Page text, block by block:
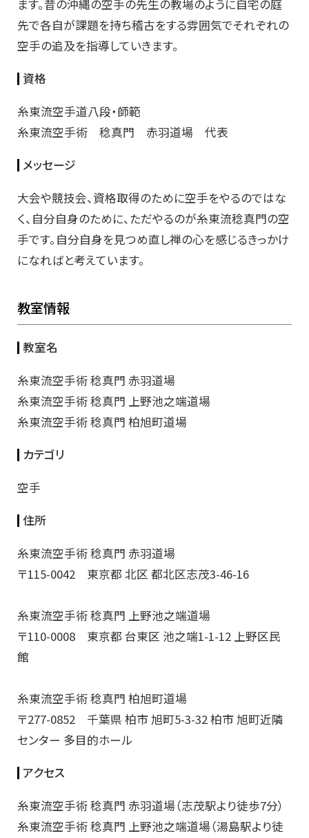
ます。昔の沖縄の空手の先生の教場のように自宅の庭
先で各自が課題を持ち稽古をする雰囲気でそれぞれの
空手の追及を指導していきます。
資格
糸東流空手道八段・師範
糸東流空手術 稔真門 赤羽道場 代表
メッセージ
大会や競技会、資格取得のために空手をやるのではな
く、自分自身のために、ただやるのが糸東流稔真門の空
手です。自分自身を見つめ直し禅の心を感じるきっかけ
になればと考えています。
教室情報
教室名
糸東流空手術 稔真門 赤羽道場
糸東流空手術 稔真門 上野池之端道場
糸東流空手術 稔真門 柏旭町道場
カテゴリ
空手
住所
糸東流空手術 稔真門 赤羽道場
〒115-0042 東京都 北区 都北区志茂3-46-16
糸東流空手術 稔真門 上野池之端道場
〒110-0008 東京都 台東区 池之端1-1-12 上野区民
館
糸東流空手術 稔真門 柏旭町道場
〒277-0852 千葉県 柏市 旭町5-3-32 柏市 旭町近隣
センター 多目的ホール
アクセス
糸東流空手術 稔真門 赤羽道場（志茂駅より徒歩7分）
糸東流空手術 稔真門 上野池之端道場（湯島駅より徒